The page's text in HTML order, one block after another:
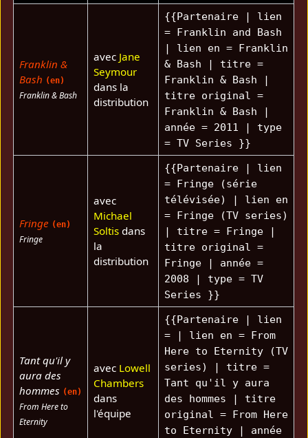
Franklin &
Bash (en)
Franklin & Bash
avec Jane
Seymour
dans la
distribution
{{Partenaire | lien
= Franklin and Bash
| lien en = Franklin
& Bash | titre =
Franklin & Bash |
titre original =
Franklin & Bash |
année = 2011 | type
= TV Series }}
Fringe (en)
Fringe
avec
Michael
Soltisdans
la
distribution
{{Partenaire | lien
= Fringe (série
télévisée) | lien en
= Fringe (TV series)
| titre = Fringe |
titre original =
Fringe | année =
2008 | type = TV
Series }}
Tant qu'il y
aura des
hommes (en)
From Here to
Eternity
avec Lowell
Chambers
dans
l'équipe
{{Partenaire | lien
= | lien en = From
Here to Eternity (TV
series) | titre =
Tant qu'il y aura
des hommes | titre
original = From Here
to Eternity | année